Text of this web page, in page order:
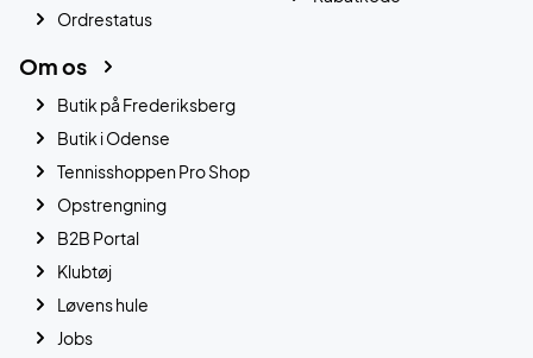
Ordrestatus
Om os
Butik på Frederiksberg
Butik i Odense
Tennisshoppen Pro Shop
Opstrengning
B2B Portal
Klubtøj
Løvens hule
Jobs